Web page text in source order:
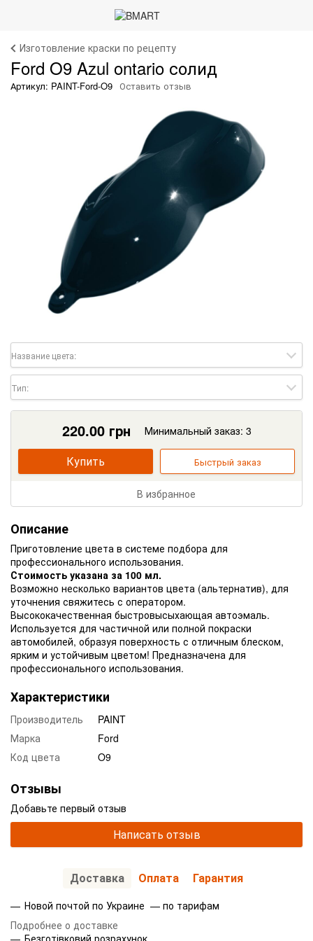
Изготовление краски по рецепту
Ford O9 Azul ontario солид
Артикул: PAINT-Ford-O9 Оставить отзыв
Название цвета:
Тип:
220.00грн Минимальный заказ: 3
Купить Быстрый заказ
В избранное
Описание
Приготовление цвета в системе подбора для
профессионального использования.
Стоимость указана за 100 мл.
Возможно несколько вариантов цвета (альтернатив), для
уточнения свяжитесь с оператором.
Высококачественная быстровысыхающая автоэмаль.
Используется для частичной или полной покраски
автомобилей, образуя поверхность с отличным блеском,
ярким и устойчивым цветом! Предназначена для
профессионального использования.
Характеристики
Производитель
PAINT
Марка
Ford
Код цвета
O9
Отзывы
Добавьте первый отзыв
Написать отзыв
Доставка Оплата Гарантия
Новой почтой по Украине — по тарифам
Подробнее о доставке
Безготівковий розрахунок